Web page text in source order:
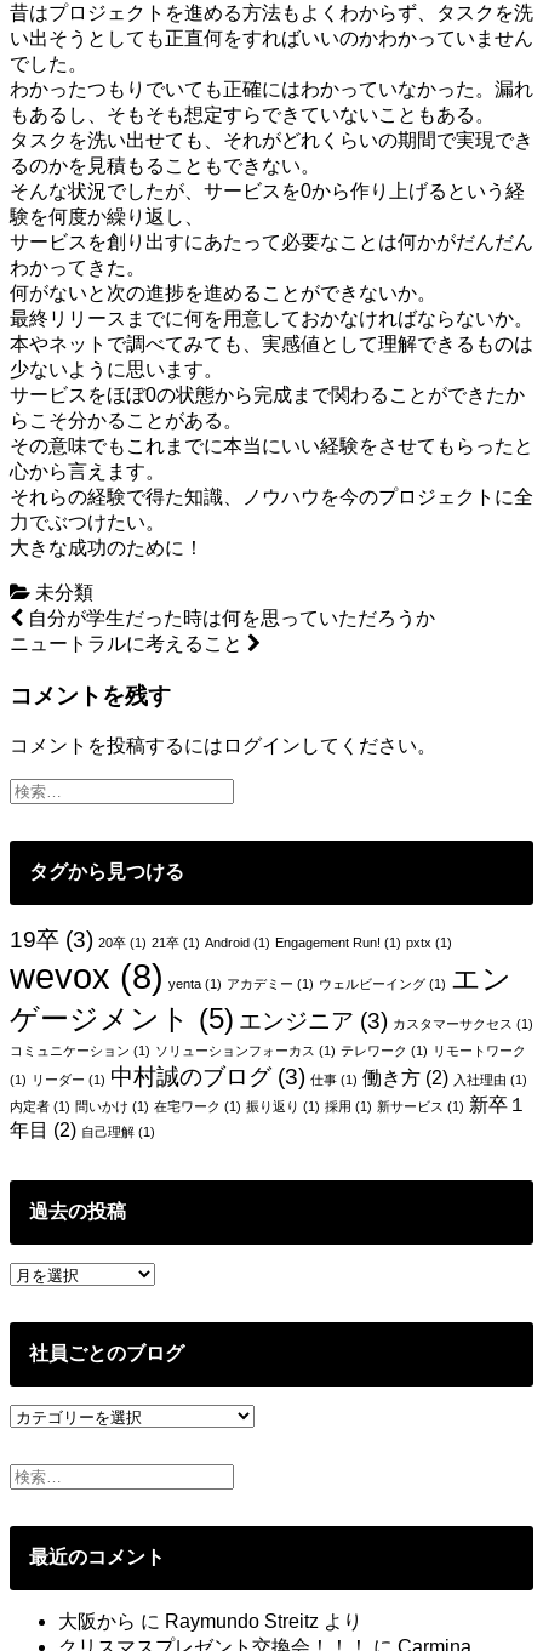
昔はプロジェクトを進める方法もよくわからず、タスクを洗
い出そうとしても正直何をすればいいのかわかっていません
でした。
わかったつもりでいても正確にはわかっていなかった。漏れ
もあるし、そもそも想定すらできていないこともある。
タスクを洗い出せても、それがどれくらいの期間で実現でき
るのかを見積もることもできない。
そんな状況でしたが、サービスを0から作り上げるという経
験を何度か繰り返し、
サービスを創り出すにあたって必要なことは何かがだんだん
わかってきた。
何がないと次の進捗を進めることができないか。
最終リリースまでに何を用意しておかなければならないか。
本やネットで調べてみても、実感値として理解できるものは
少ないように思います。
サービスをほぼ0の状態から完成まで関わることができたか
らこそ分かることがある。
その意味でもこれまでに本当にいい経験をさせてもらったと
心から言えます。
それらの経験で得た知識、ノウハウを今のプロジェクトに全
力でぶつけたい。
大きな成功のために！
未分類
投
稿
ナ
ビ
ゲ
シ
ョ
ン
自分が学生だった時は何を思っていただろうか
ニュートラルに考えること
コメントを残す
コメントを投稿するには ログイン してください。
タグから見つける
19卒 (3) 20卒 (1) 21卒 (1) Android (1) Engagement Run! (1) pxtx (1)
wevox (8) yenta (1) アカデミー (1) ウェルビーイング (1) エン
ゲージメント (5) エンジニア (3) カスタマーサクセス (1)
コミュニケーション (1) ソリューションフォーカス (1) テレワーク (1) リモートワーク
(1) リーダー (1) 中村誠のブログ(3) 仕事 (1) 働き方 (2) 入社理由 (1)
内定者 (1) 問いかけ (1) 在宅ワーク (1) 振り返り (1) 採用 (1) 新サービス (1) 新卒１
年目 (2) 自己理解 (1)
過去の投稿
過
の
社員ごとのブログ
社
ご
と
グ
最近のコメント
大阪から に Raymundo Streitz より